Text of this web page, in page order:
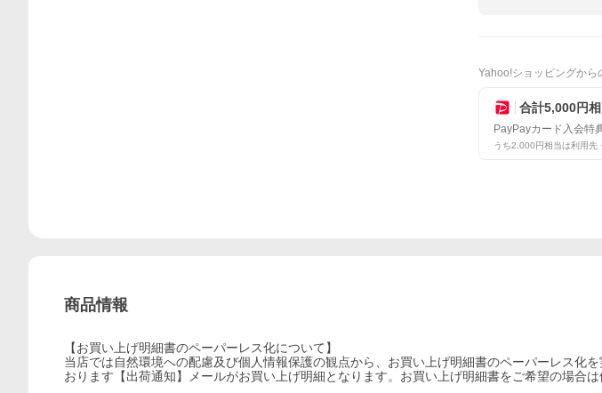
Yahoo!ショッピングから
合計5,000円
PayPayカード入会特
うち2,000円相当は利用先
商品情報
【お買い上げ明細書のペーパーレス化について】
当店では自然環境への配慮及び個人情報保護の観点から、お買い上げ明細書のペーパーレス化
おります【出荷通知】メールがお買い上げ明細となります。お買い上げ明細書をご希望の場合